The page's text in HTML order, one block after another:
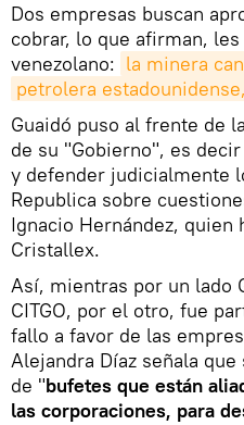
Dos empresas buscan
cobrar, lo que afirman,
venezolano: la minera
petrolera
Guaidó puso al frente de
de su "Gobierno", es
y defender judicialmente
Republica sobre
Ignacio Hernández, quien
Cristallex.
Así, mientras por un lado
CITGO, por el otro, fue
fallo a favor de las
Alejandra Díaz señala
de "bufetes que están
las corporaciones, para